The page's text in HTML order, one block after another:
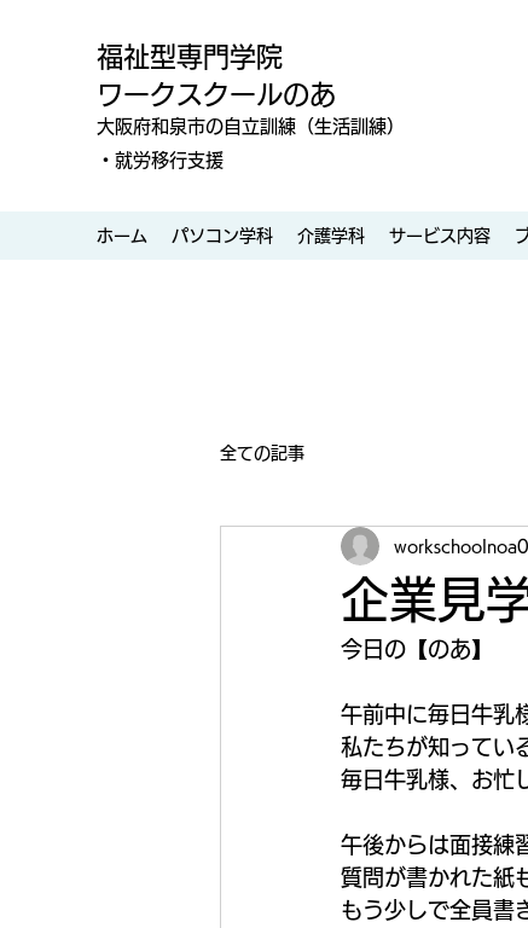
福祉型専門学院
ワークスクールのあ
大阪府和泉市の自立訓練（生活訓練）
・就労移行支援
ホーム パソコン学科 介護学科 サービス内容
全ての記事
企業見
今日の【のあ】
午前中に毎日牛乳
私たちが知ってい
毎日牛乳様、お忙
午後からは面接
質問が書かれた紙
もう少しで全員書